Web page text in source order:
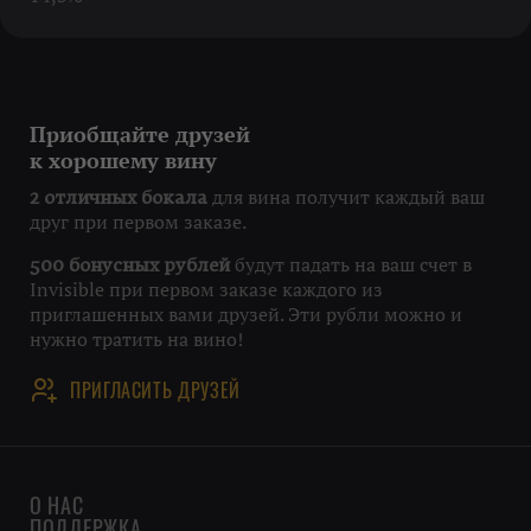
Приобщайте друзей
к хорошему вину
2 отличных бокала для вина получит каждый ваш
друг при первом заказе.
500 бонусных рублей будут падать на ваш счет в
Invisible при первом заказе каждого из
приглашенных вами друзей. Эти рубли можно и
нужно тратить на вино!
ПРИГЛАСИТЬ ДРУЗЕЙ
О НАС